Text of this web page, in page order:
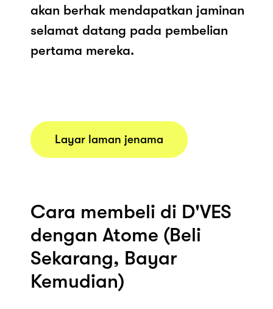
akan berhak mendapatkan jaminan
selamat datang pada pembelian
pertama mereka.
Layar laman jenama
Cara membeli di D'VES
dengan Atome (Beli
Sekarang, Bayar
Kemudian)